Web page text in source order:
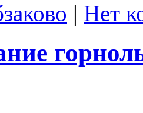
| Нет